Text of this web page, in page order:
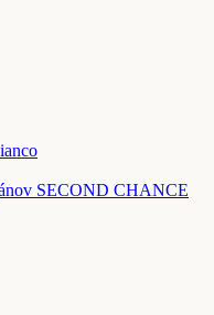
SECOND CHANCE